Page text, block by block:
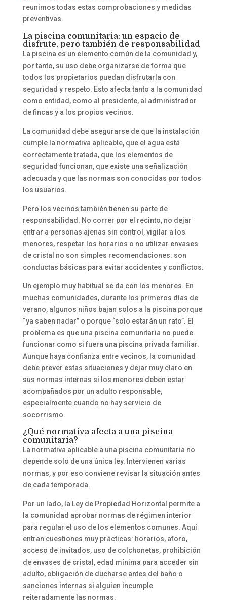
reunimos todas estas comprobaciones y medidas
preventivas.
La piscina comunitaria: un espacio de
disfrute, pero también de responsabilidad
La piscina es un elemento común de la comunidad y,
por tanto, su uso debe organizarse de forma que
todos los propietarios puedan disfrutarla con
seguridad y respeto. Esto afecta tanto a la comunidad
como entidad, como al presidente, al administrador
de fincas y a los propios vecinos.
La comunidad debe asegurarse de que la instalación
cumple la normativa aplicable, que el agua está
correctamente tratada, que los elementos de
seguridad funcionan, que existe una señalización
adecuada y que las normas son conocidas por todos
los usuarios.
Pero los vecinos también tienen su parte de
responsabilidad. No correr por el recinto, no dejar
entrar a personas ajenas sin control, vigilar a los
menores, respetar los horarios o no utilizar envases
de cristal no son simples recomendaciones: son
conductas básicas para evitar accidentes y conflictos.
Un ejemplo muy habitual se da con los menores. En
muchas comunidades, durante los primeros días de
verano, algunos niños bajan solos a la piscina porque
“ya saben nadar” o porque “solo estarán un rato”. El
problema es que una piscina comunitaria no puede
funcionar como si fuera una piscina privada familiar.
Aunque haya confianza entre vecinos, la comunidad
debe prever estas situaciones y dejar muy claro en
sus normas internas si los menores deben estar
acompañados por un adulto responsable,
especialmente cuando no hay servicio de
socorrismo.
¿Qué normativa afecta a una piscina
comunitaria?
La normativa aplicable a una piscina comunitaria no
depende solo de una única ley. Intervienen varias
normas, y por eso conviene revisar la situación antes
de cada temporada.
Por un lado, la Ley de Propiedad Horizontal permite a
la comunidad aprobar normas de régimen interior
para regular el uso de los elementos comunes. Aquí
entran cuestiones muy prácticas: horarios, aforo,
acceso de invitados, uso de colchonetas, prohibición
de envases de cristal, edad mínima para acceder sin
adulto, obligación de ducharse antes del baño o
sanciones internas si alguien incumple
reiteradamente las normas.